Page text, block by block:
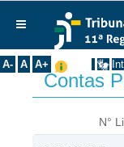
English
Português
A- A A+
Institucional
Histórico
Corregedoria
Contas
N°